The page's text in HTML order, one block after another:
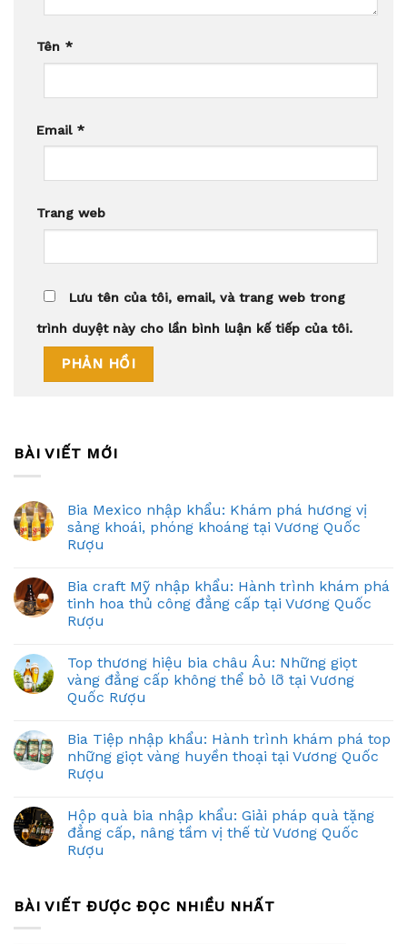
Tên *
Email *
Trang web
Lưu tên của tôi, email, và trang web trong
trình duyệt này cho lần bình luận kế tiếp của tôi.
BÀI VIẾT MỚI
Bia Mexico nhập khẩu: Khám phá hương vị
sảng khoái, phóng khoáng tại Vương Quốc
Rượu
Bia craft Mỹ nhập khẩu: Hành trình khám phá
tinh hoa thủ công đẳng cấp tại Vương Quốc
Rượu
Top thương hiệu bia châu Âu: Những giọt
vàng đẳng cấp không thể bỏ lỡ tại Vương
Quốc Rượu
Bia Tiệp nhập khẩu: Hành trình khám phá top
những giọt vàng huyền thoại tại Vương Quốc
Rượu
Hộp quà bia nhập khẩu: Giải pháp quà tặng
đẳng cấp, nâng tầm vị thế từ Vương Quốc
Rượu
BÀI VIẾT ĐƯỢC ĐỌC NHIỀU NHẤT